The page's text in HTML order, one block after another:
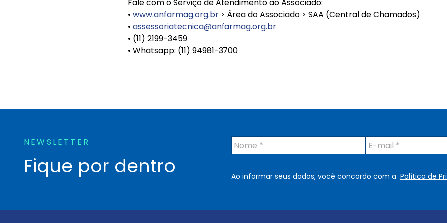
Fale com o Serviço de Atendimento ao Associado:
• www.anfarmag.org.br > Área do Associado > SAA (Central de Chamados)
• assessoriatecnica@anfarmag.org.br
• (11) 2199-3459
• Whatsapp: (11) 94981-3700
NEWSLETTER
Fique por dentro
N
o
*
E
-
i
Ao informar seus dados, você concordo com a Política de